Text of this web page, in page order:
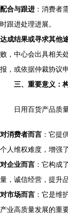
配合与跟进 ：消费者
时跟进处理进展。
达成结果或寻求其他
败，中心会出具相关
报，或依据仲裁协议
三、重要意义：
日用百货产品质
对消费者而言 ：它提
个人维权难度，增强
对企业而言 ：它构成
量，诚信经营，提升
对市场而言 ：它是维
产业高质量发展的重